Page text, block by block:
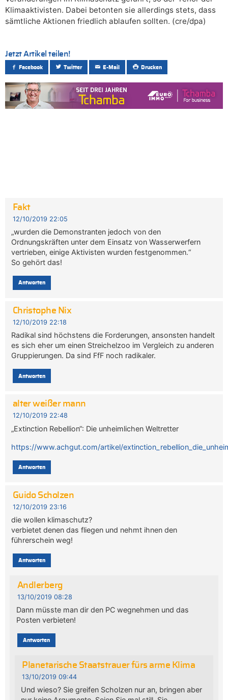
Klimaaktivisten. Dabei betonten sie allerdings stets, dass
sämtliche Aktionen friedlich ablaufen sollten. (cre/dpa)
Jetzt Artikel teilen!
Facebook Twitter E-Mail Drucken
Fakt
12/10/2019 22:05
„wurden die Demonstranten jedoch von den
Ordnungskräften unter dem Einsatz von Wasserwerfern
vertrieben, einige Aktivisten wurden festgenommen.“
So gehört das!
Antworten
Christophe Nix
12/10/2019 22:18
Radikal sind höchstens die Forderungen, ansonsten handelt
es sich eher um einen Streichelzoo im Vergleich zu anderen
Gruppierungen. Da sind FfF noch radikaler.
Antworten
alter weißer mann
12/10/2019 22:48
„Extinction Rebellion“: Die unheimlichen Weltretter
https://www.achgut.com/artikel/
Antworten
Guido Scholzen
12/10/2019 23:16
die wollen klimaschutz?
verbietet denen das fliegen und nehmt ihnen den
führerschein weg!
Antworten
Andlerberg
13/10/2019 08:28
Dann müsste man dir den PC wegnehmen und das
Posten verbieten!
Antworten
Planetarische Staatstrauer fürs arme Klima
13/10/2019 09:44
Und wieso? Sie greifen Scholzen nur an, bringen aber